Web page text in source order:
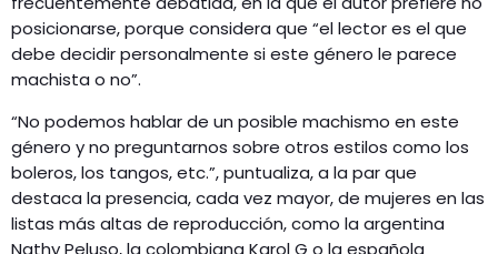
posicionarse, porque considera que “el lector es el que
debe decidir personalmente si este género le parece
machista o no”.
“No podemos hablar de un posible machismo en este
género y no preguntarnos sobre otros estilos como los
boleros, los tangos, etc.”, puntualiza, a la par que
destaca la presencia, cada vez mayor, de mujeres en las
listas más altas de reproducción, como la argentina